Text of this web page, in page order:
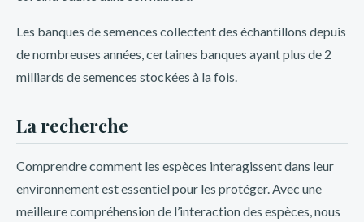
baloncesto o cualquier otro deporte, encontrarás una
amplia selección de opciones para apostar en Inkabet Perú.
¡No pierdas más tiempo y únete a la comunidad de
Aprovecha las ofertas especiales y
bonos de bienvenida de Inkabet Perú
Les banques de semences collectent des échantillons depuis
de nombreuses années, certaines banques ayant plus de 2
milliards de semences stockées à la fois.
La recherche
Comprendre comment les espèces interagissent dans leur
environnement est essentiel pour les protéger. Avec une
meilleure compréhension de l’interaction des espèces, nous